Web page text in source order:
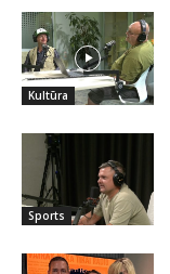
Kultūra
Sports